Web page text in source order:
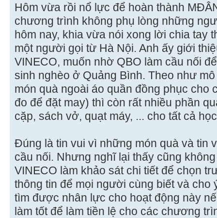
Hôm vừa rồi nổ lực để hoàn thành
chương trình không phụ lòng những
hôm nay, khia vừa nói xong lời chia tay
một người gọi từ Hà Nội. Anh ấy giới
VINECO, muốn nhờ QBO làm cầu nối
sinh nghèo ở Quảng Bình. Theo như
món quà ngoài áo quần đồng phục cho
đo để đặt may) thì còn rất nhiều phần
cặp, sách vở, quạt máy, ... cho tất cả
Đúng là tin vui vì những món quà và tin
cầu nối. Nhưng nghĩ lại thấy cũng
VINECO làm khảo sát chi tiết để chọn
thông tin để mọi người cùng biết và cho
tìm được nhân lực cho hoạt động này
làm tốt để làm tiền lệ cho các chương